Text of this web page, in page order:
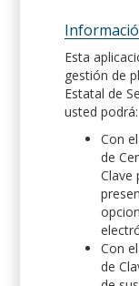
Esta
gestión de
Estatal de
usted podrá:
Con
de
Clave
Con
de